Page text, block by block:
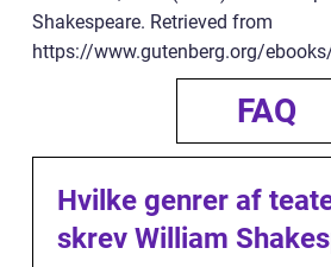
Shakespeare. Retrieved from
https://www.gutenberg.org/
FAQ
Hvilke genrer af
skrev William